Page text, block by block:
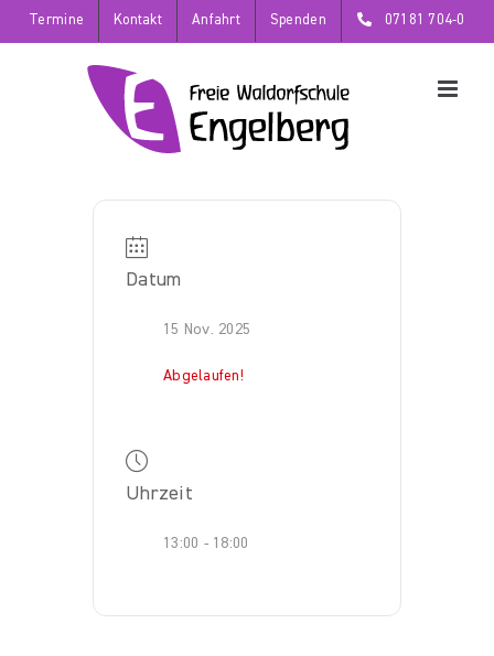
Zum
Inhalt
Termine Kontakt Anfahrt Spenden 07181 704-0
Datum
15 Nov. 2025
Abgelaufen!
Uhrzeit
13:00 - 18:00